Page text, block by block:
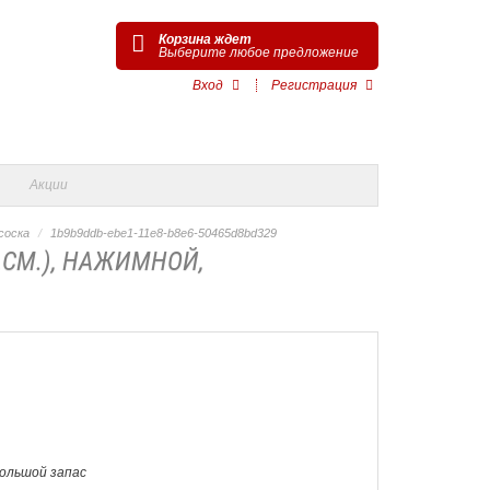
Корзина ждет
Выберите любое предложение
Вход Регистрация
Акции
1b9b9ddb-ebe1-11e8-b8e6-50465d8bd329
НАЖИМНОЙ,
запас